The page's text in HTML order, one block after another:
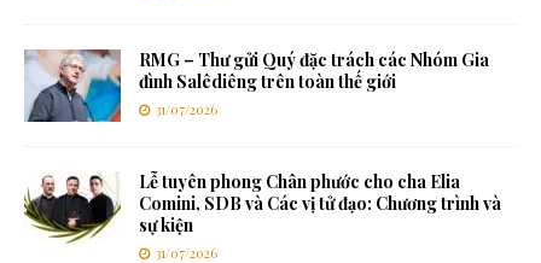
RMG – Thư gửi Quý đặc trách các Nhóm Gia
đình Salêdiêng trên toàn thế giới
31/07/2026
Lễ tuyên phong Chân phước cho cha Elia
Comini, SDB và Các vị tử đạo: Chương trình và
sự kiện
31/07/2026